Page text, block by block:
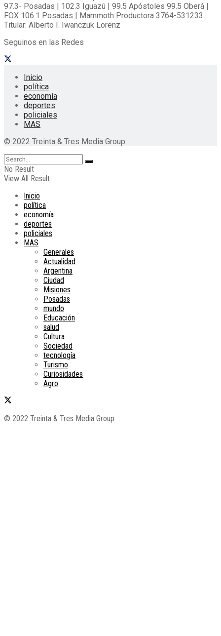
97.3- Posadas | 102.3 Iguazú | 99.5 Apóstoles 99.5 Oberá |
FOX 106.1 Posadas | Mammoth Productora 3764-531233
Titular: Alberto I. Iwanczuk Lorenz
Seguinos en las Redes
Inicio
política
economía
deportes
policiales
MAS
© 2022 Treinta & Tres Media Group
No Result
View All Result
Inicio
política
economía
deportes
policiales
MAS
Generales
Actualidad
Argentina
Ciudad
Misiones
Posadas
mundo
Educación
salud
Cultura
Sociedad
tecnología
Turismo
Curiosidades
Agro
© 2022 Treinta & Tres Media Group